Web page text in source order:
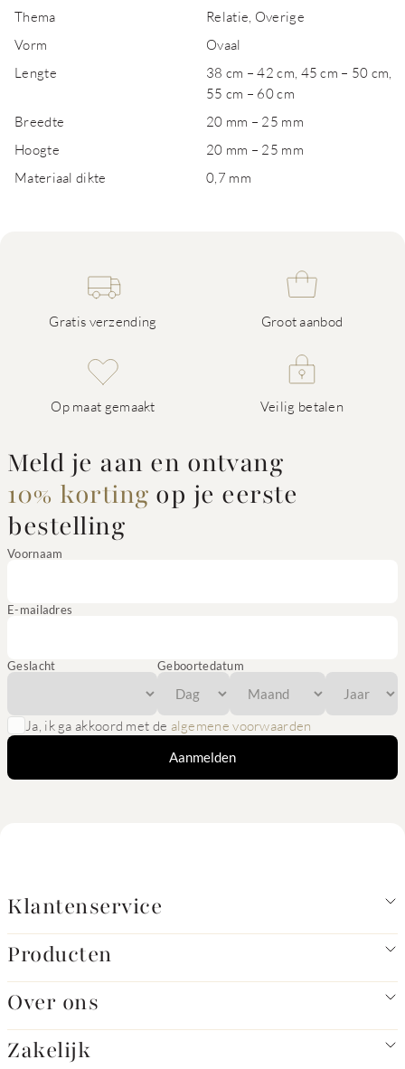
Thema
Relatie, Overige
Vorm
Ovaal
Lengte
38 cm – 42 cm, 45 cm – 50 cm,
55 cm – 60 cm
Breedte
20 mm – 25 mm
Hoogte
20 mm – 25 mm
Materiaal dikte
0,7 mm
Gratis verzending Groot aanbod
Op maat gemaakt Veilig betalen
Meld je aan en ontvang
10% korting op je eerste
bestelling
Voornaam
E-mailadres
Geslacht Geboortedatum
Ja, ik ga akkoord met de algemene voorwaarden
Aanmelden
Klantenservice
Producten
Over ons
Zakelijk